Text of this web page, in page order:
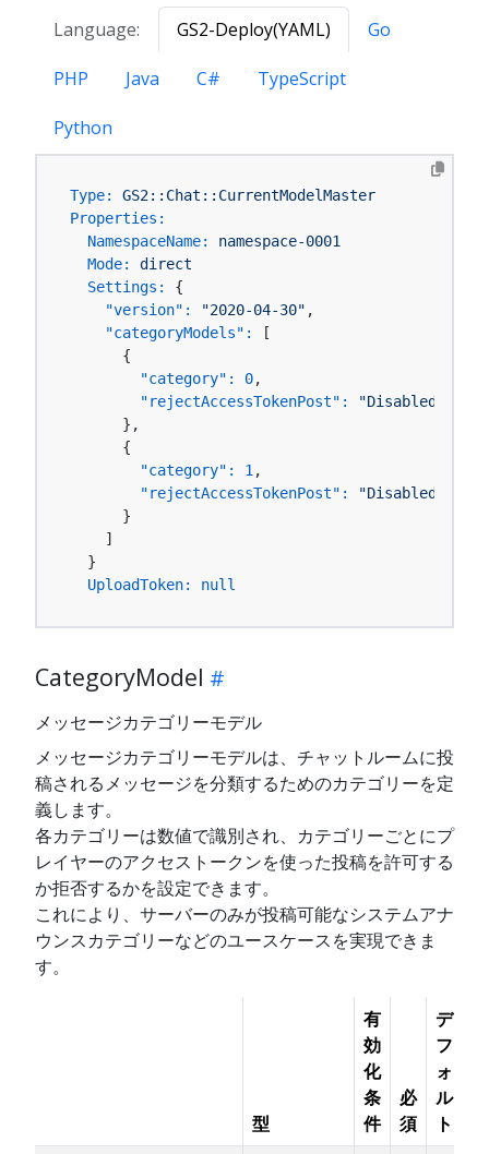
Language: GS2-Deploy(YAML) Go
PHP Java C# TypeScript
Python
Type:
GS2::Chat::CurrentModelMaster
Properties:
NamespaceName:
namespace-0001
Mode:
direct
Settings:
{
"version":
"2020-04-30" ,
"categoryModels":
[
      {
"category":
0,
"rejectAccessTokenPost":
"Disabled"
      },
      {
"category":
1 ,
"rejectAccessTokenPost":
"Disabled"
      }
    ]
  }
UploadToken:
null
CategoryModel
メッセージカテゴリーモデル
メッセージカテゴリーモデルは、チャットルームに投
稿されるメッセージを分類するためのカテゴリーを定
義します。
各カテゴリーは数値で識別され、カテゴリーごとにプ
レイヤーのアクセストークンを使った投稿を許可する
か拒否するかを設定できます。
これにより、サーバーのみが投稿可能なシステムアナ
ウンスカテゴリーなどのユースケースを実現できま
す。
型
有
効
化
条
件
必
須
デ
フ
ォ
ル
ト